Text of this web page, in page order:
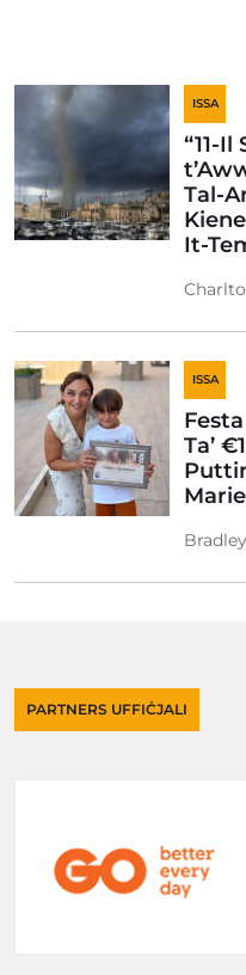
ISSA
“11-Il
Tal-
It-
ISSA
Ta’
PARTNERS UFFIĊJALI